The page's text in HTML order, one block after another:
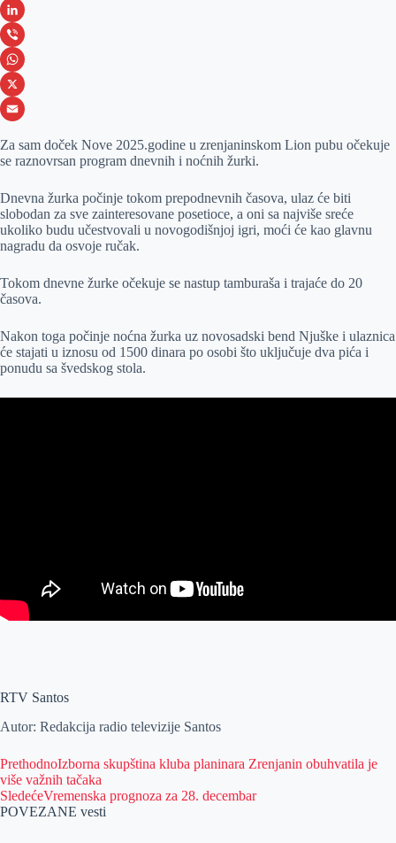
a
c
e
b
o
k
M
e
s
s
e
g
r
L
i
n
k
d
n
V
i
b
r
W
h
t
A
p
X
m
i
l
Za sam doček Nove 2025.godine u zrenjaninskom Lion pubu očekuje
se raznovrsan program dnevnih i noćnih žurki.
Dnevna žurka počinje tokom prepodnevnih časova, ulaz će biti
slobodan za sve zainteresovane posetioce, a oni sa najviše sreće
ukoliko budu učestvovali u novogodišnjoj igri, moći će kao glavnu
nagradu da osvoje ručak.
Tokom dnevne žurke očekuje se nastup tamburaša i trajaće do 20
časova.
Nakon toga počinje noćna žurka uz novosadski bend Njuške i ulaznica
će stajati u iznosu od 1500 dinara po osobi što uključuje dva pića i
ponudu sa švedskog stola.
RTV Santos
Autor: Redakcija radio televizije Santos
PrethodnoIzborna skupština kluba planinara Zrenjanin obuhvatila je
više važnih tačaka
SledećeVremenska prognoza za 28. decembar
POVEZANE vesti